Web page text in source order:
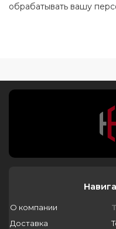
обрабатывать вашу
О компании
Доставка